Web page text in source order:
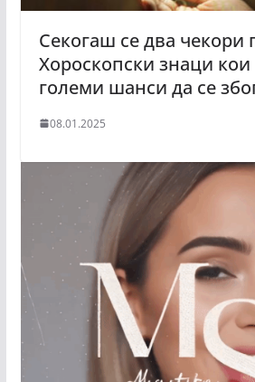
Секогаш се два чекори
Хороскопски знаци
големи шанси да се
08.01.2025